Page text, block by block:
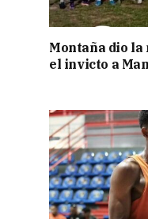
Montaña dio
el invicto a